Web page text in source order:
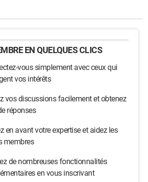
EN QUELQUES CLICS
vous simplement avec ceux qui
vos intérêts
vos discussions facilement et obtenez
réponses
en avant votre expertise et aidez les
membres
de nombreuses fonctionnalités
en vous inscrivant